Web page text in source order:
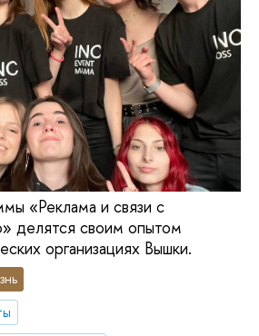
«Реклама и связи с
делятся своим опытом
организациях Вышки.